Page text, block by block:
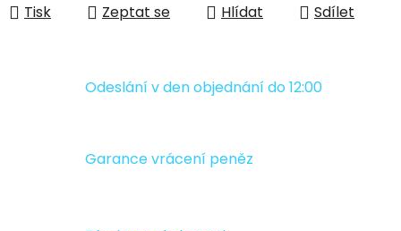
Tisk Zeptat se Hlídat Sdílet
Odeslání v den objednání do 12:00
Garance vrácení peněz